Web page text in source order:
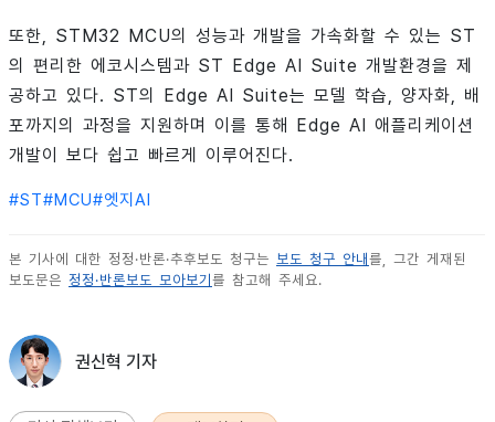
또한, STM32 MCU의 성능과 개발을 가속화할 수 있는 ST
의 편리한 에코시스템과 ST Edge AI Suite 개발환경을 제
공하고 있다. ST의 Edge AI Suite는 모델 학습, 양자화, 배
포까지의 과정을 지원하며 이를 통해 Edge AI 애플리케이션
개발이 보다 쉽고 빠르게 이루어진다.
#ST#MCU#엣지AI
본 기사에 대한 정정·반론·추후보도 청구는 보도 청구 안내 를, 그간 게재된
보도문은 정정·반론보도 모아보기 를 참고해 주세요.
권신혁 기자